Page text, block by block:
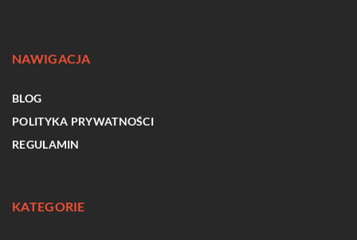
NAWIGACJA
BLOG
POLITYKA PRYWATNOŚCI
REGULAMIN
KATEGORIE